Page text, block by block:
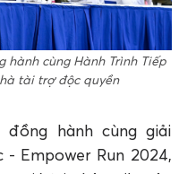
hành cùng Hành Trình Tiếp
tài trợ độc quyền
hành cùng giải
Empower Run 2024,